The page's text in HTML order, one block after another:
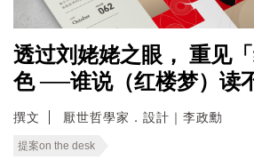
透过刘姥姥之眼， 重见
色 ──谁说（红楼梦）读
撰文 厭世哲學家．設計｜李政勳
提案on the desk